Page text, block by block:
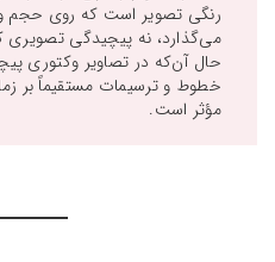
رنگی تصویر است که روی حجم و
می‌گذارد، نه پیچیدگی
حال آن‌که در تصاویر وکتوری
خطوط و ترسیمات مستقیماً بر
مؤثر است.